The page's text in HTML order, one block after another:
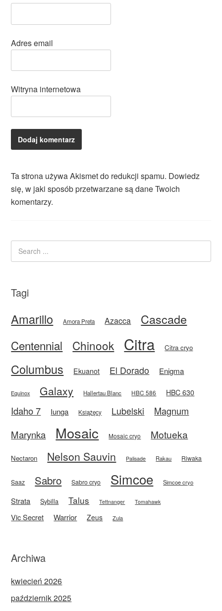
Adres email
Witryna internetowa
Ta strona używa Akismet do redukcji spamu. Dowiedz
się, w jaki sposób przetwarzane są dane Twoich
komentarzy.
Tagi
Amarillo Amora Preta Azacca Cascade
Centennial Chinook Citra Citra cryo
Columbus Ekuanot El Dorado Enigma
Equinox Galaxy Hallertau Blanc HBC 586 HBC 630
Idaho 7 Iunga Książęcy Lubelski
Magnum
Marynka
Mosaic Mosaic cryo Motueka
Nectaron Nelson Sauvin Palisade Rakau Riwaka
Saaz Sabro Sabro cryo Simcoe Simcoe cryo
Strata Sybilla Talus Tettnanger Tomahawk
Vic Secret Warrior Zeus Zula
Archiwa
kwiecień 2026
październik 2025